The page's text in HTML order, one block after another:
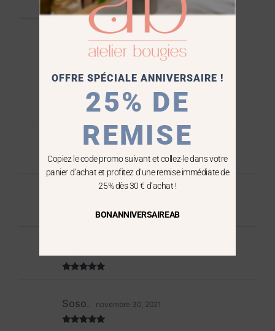
Note5 sur
Francis L. novembre 28, 2022
attentes…
Note5sur
Pauline PHILIPPE octobre 13, 2022
Soso. novembre 30, 2021
OFFRE SPÉCIALE ANNIVERSAIRE !
25% DE
REMISE
Copiez le code promo suivant et collez-le dans votre
panier d’achat et profitez d’une remise immédiate de
25% dès 30 € d’achat !
BONANNIVERSAIREAB